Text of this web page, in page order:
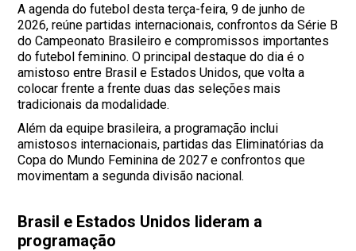
A agenda do futebol desta terça-feira, 9 de junho de
2026, reúne partidas internacionais, confrontos da Série B
do Campeonato Brasileiro e compromissos importantes
do futebol feminino. O principal destaque do dia é o
amistoso entre Brasil e Estados Unidos, que volta a
colocar frente a frente duas das seleções mais
tradicionais da modalidade.
Além da equipe brasileira, a programação inclui
amistosos internacionais, partidas das Eliminatórias da
Copa do Mundo Feminina de 2027 e confrontos que
movimentam a segunda divisão nacional.
Brasil e Estados Unidos lideram a
programação